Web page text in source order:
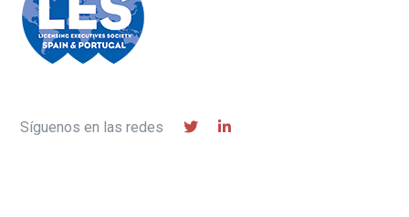
Síguenos en las redes